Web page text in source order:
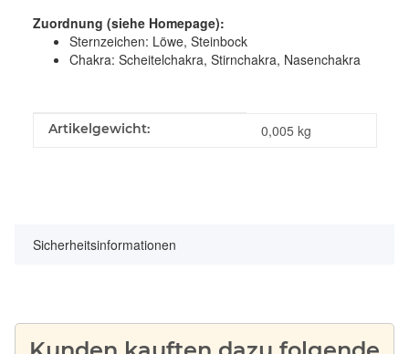
Zuordnung (siehe Homepage):
Sternzeichen: Löwe, Steinbock
Chakra: Scheitelchakra, Stirnchakra, Nasenchakra
Produkteigenschaft
Wert
Artikelgewicht: 0,005 kg
Sicherheitsinformationen